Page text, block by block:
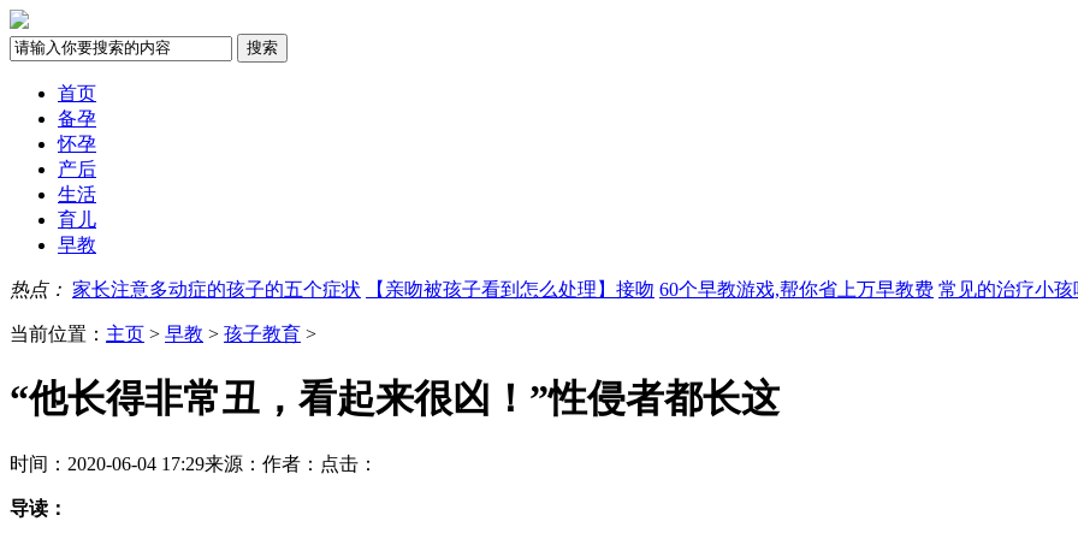
首页
备孕
怀孕
产后
生活
育儿
早教
热点： 家长注意多动症的孩子的五个症状 【亲吻被孩子看到怎么处理】接吻 60个早教游戏,帮你省上万早教费 常见的治疗小
当前位置： 主页 > 早教 > 孩子教育 >
“他长得非常丑，看起来很凶！”性侵者都长这
时间：2020-06-04 17:29来源： 作者： 点击：
导读：